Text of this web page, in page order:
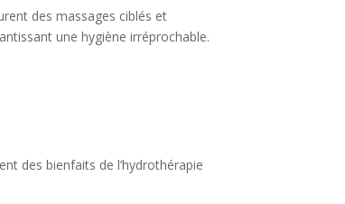
des massages ciblés et
une hygiène irréprochable.
des bienfaits de l’hydrothérapie